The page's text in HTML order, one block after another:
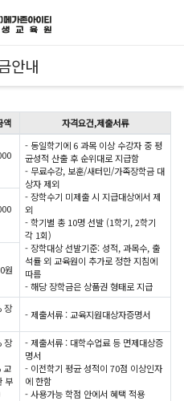
안내
액 자격요건,제출서류
- 동일학기에 6 과목 이상 수강자 중 평
균성적 산출 후 순위대로 지급함
- 무료수강, 보훈/새터민/가족장학금 대
상자 제외
- 장학수기 미제출 시 지급대상에서 제
외
- 학기별 총 10명 선발 (1학기, 2학기
각 1회)
- 장학대상 선발기준: 성적, 과목수, 출
석률 외 교육원이 추가로 정한 지침에
따름
- 해당 장학금은 상품권 형태로 지급
원
장
- 제출서류 : 교육지원대상자증명서
장
교
부
- 제출서류 : 대학수업료 등 면제대상증
명서
- 이전학기 평균 성적이 70점 이상인자
에 한함
- 사용가능 학점 안에서 혜택 적용